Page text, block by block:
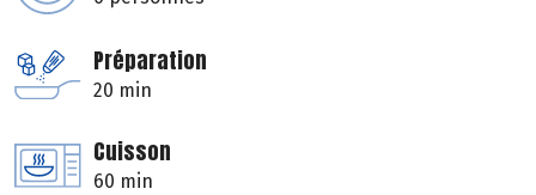
Préparation
20 min
Cuisson
60 min